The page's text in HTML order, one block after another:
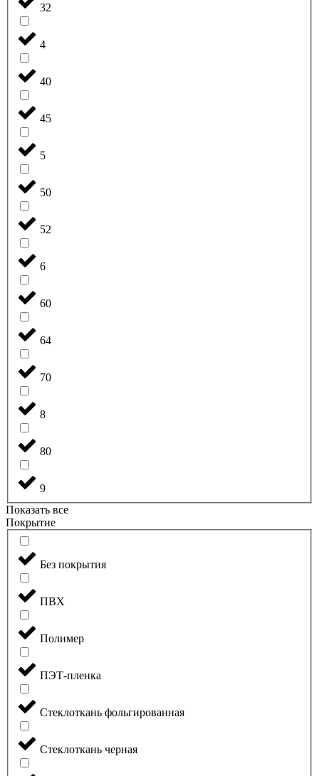
32
4
40
45
5
50
52
6
60
64
70
8
80
9
Показать все
Покрытие
Без покрытия
ПВХ
Полимер
ПЭТ-пленка
Стеклоткань фольгированная
Стеклоткань черная